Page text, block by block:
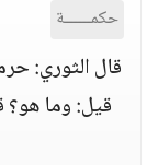
حكمــــــة
قال الثوري:
قيل: وما هو؟